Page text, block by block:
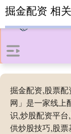
掘金配资,股票
网」是一家线上
识,炒股配资平
供炒股技巧,股票
掘金配资 相